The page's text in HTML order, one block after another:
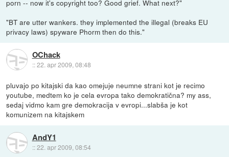
porn -- now it's copyright too? Good grief. What next?"
"BT are utter wankers. they implemented the illegal (breaks EU
privacy laws) spyware Phorm then do this."
OChack
::22. apr 2009, 08:48
pluvajo po kitajski da kao omejuje neumne strani kot je recimo
youtube, medtem ko je cela evropa tako demokratična? my ass,
sedaj vidmo kam gre demokracija v evropi...slabša je kot
komunizem na kitajskem
AndY1
::22. apr 2009, 08:54